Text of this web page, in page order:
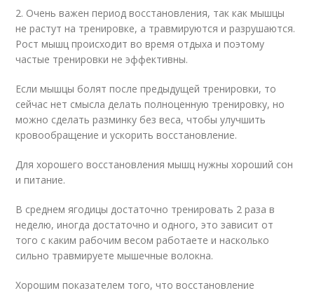
2. Очень важен период восстановления, так как мышцы
не растут на тренировке, а травмируются и разрушаются.
Рост мышц происходит во время отдыха и поэтому
частые тренировки не эффективны.
Если мышцы болят после предыдущей тренировки, то
сейчас нет смысла делать полноценную тренировку, но
можно сделать разминку без веса, чтобы улучшить
кровообращение и ускорить восстановление.
Для хорошего восстановления мышц нужны хороший сон
и питание.
В среднем ягодицы достаточно тренировать 2 раза в
неделю, иногда достаточно и одного, это зависит от
того с каким рабочим весом работаете и насколько
сильно травмируете мышечные волокна.
Хорошим показателем того, что восстановление